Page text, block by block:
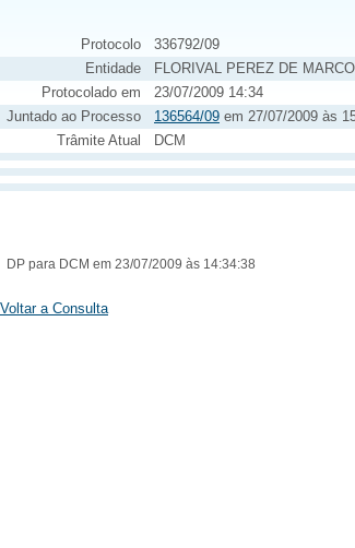
Protocolo
336792/09
Entidade
FLORIVAL PEREZ DE
Protocolado em
23/07/2009 14:34
Juntado ao Processo
136564/09 em 27/07/2009 às
Trâmite Atual
DCM
DP para DCM em 23/07/2009 às 14:34:38
Voltar a Consulta